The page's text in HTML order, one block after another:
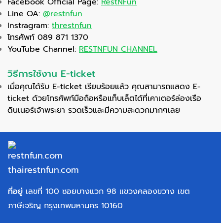
Line OA: @restnfun
Instragram: threstnfun
โทรศัพท์ 089 871 1370
YouTube Channel: RESTNFUN CHANNEL
วิธีการใช้งาน E-ticket
เมื่อคุณได้รับ E-ticket เรียบร้อยแล้ว คุณสามารถแสดง E-
ticket ด้วยโทรศัพท์มือถือหรือแท็บเล็ตได้ที่เคาเตอร์ล่องเรือ
ดินเนอร์เจ้าพระยา รวดเร็วและมีความสะดวกมากๆเลย
ที่อยู่ เลขที่ 100 ซอยบางแวก 98 แขวงคลองขวาง เขต
ภาษีเจริญ กรุงเทพมหานคร 10160